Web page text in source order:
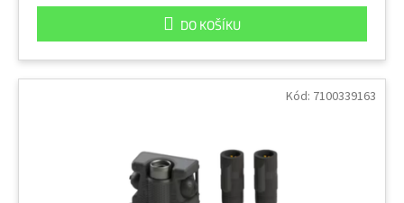
DO KOŠÍKU
Kód: 7100339163